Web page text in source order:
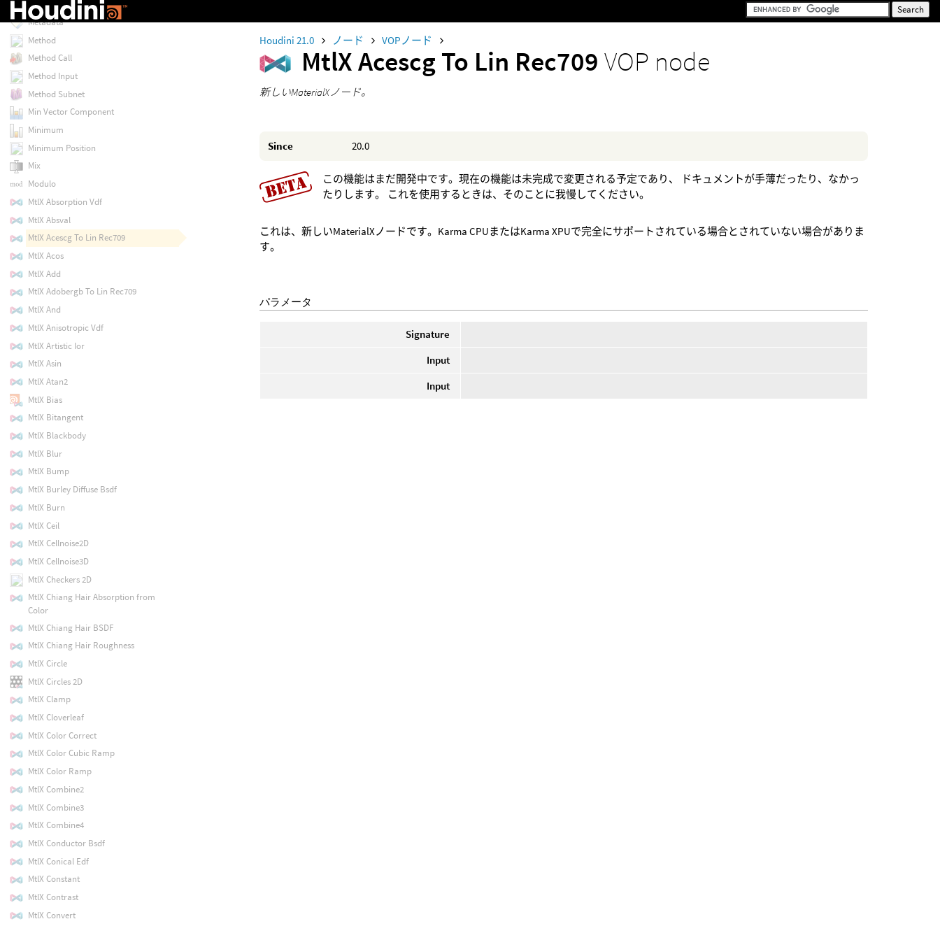
Houdini 21.0 ノード VOPノード
MtlX Acescg To Lin Rec709VOP node
新しいMaterialXノード。
Since 20.0
この機能はまだ開発中です。現在の機能は未完成で変更される予定であり、 ドキュメントが手薄だったり、なかっ
たりします。 これを使用するときは、そのことに我慢してください。
これは、新しいMaterialXノードです。Karma CPUまたはKarma XPUで完全にサポートされている場合とされていない場合がありま
す。
パラメータ
Signature
Input
Input
Metadata
Metadata
Method
Method Call
Method Input
Method Subnet
Min Vector Component
Minimum
Minimum Position
Mix
Modulo
MtlX Absorption Vdf
MtlX Absval
MtlX Acescg To Lin Rec709
MtlX Acos
MtlX Add
MtlX Adobergb To Lin Rec709
MtlX And
MtlX Anisotropic Vdf
MtlX Artistic Ior
MtlX Asin
MtlX Atan2
MtlX Bias
MtlX Bitangent
MtlX Blackbody
MtlX Blur
MtlX Bump
MtlX Burley Diffuse Bsdf
MtlX Burn
MtlX Ceil
MtlX Cellnoise2D
MtlX Cellnoise3D
MtlX Checkers 2D
MtlX Chiang Hair Absorption from
Color
MtlX Chiang Hair BSDF
MtlX Chiang Hair Roughness
MtlX Circle
MtlX Circles 2D
MtlX Clamp
MtlX Cloverleaf
MtlX Color Correct
MtlX Color Cubic Ramp
MtlX Color Ramp
MtlX Combine2
MtlX Combine3
MtlX Combine4
MtlX Conductor Bsdf
MtlX Conical Edf
MtlX Constant
MtlX Contrast
MtlX Convert